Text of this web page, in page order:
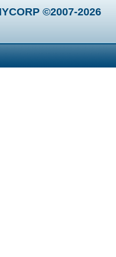
©2007-2026